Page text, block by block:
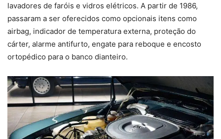
lavadores de faróis e vidros elétricos. A partir de 1986,
passaram a ser oferecidos como opcionais itens como
airbag, indicador de temperatura externa, proteção do
cárter, alarme antifurto, engate para reboque e encosto
ortopédico para o banco dianteiro.